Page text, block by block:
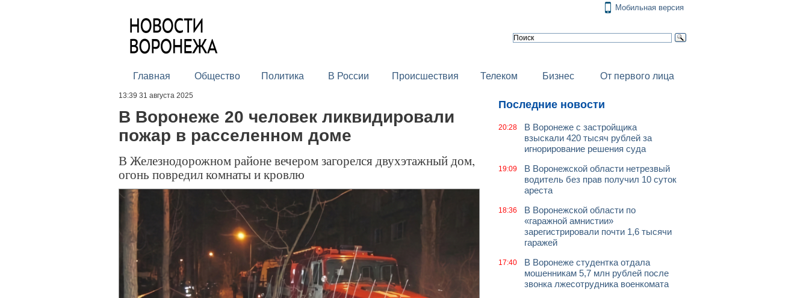
Мобильная версия
Главная Общество Политика В России Происшествия Телеком Бизнес От первого лица
13:39 31 августа 2025
В Воронеже 20 человек ликвидировали
пожар в расселенном доме
В Железнодорожном районе вечером загорелся двухэтажный дом,
огонь повредил комнаты и кровлю
Последние новости
20:28
В Воронеже с застройщика
взыскали 420 тысяч рублей за
игнорирование решения суда
19:09
В Воронежской области нетрезвый
водитель без прав получил 10 суток
ареста
18:36
В Воронежской области по
«гаражной амнистии»
зарегистрировали почти 1,6 тысячи
гаражей
17:40
В Воронеже студентка отдала
мошенникам 5,7 млн рублей после
звонка лжесотрудника военкомата